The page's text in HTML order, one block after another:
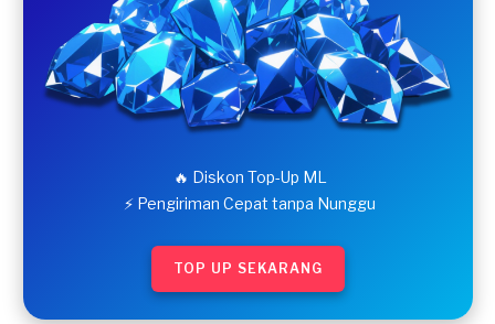
🔥 Diskon Top-Up ML
⚡ Pengiriman Cepat tanpa Nunggu
TOP UP SEKARANG